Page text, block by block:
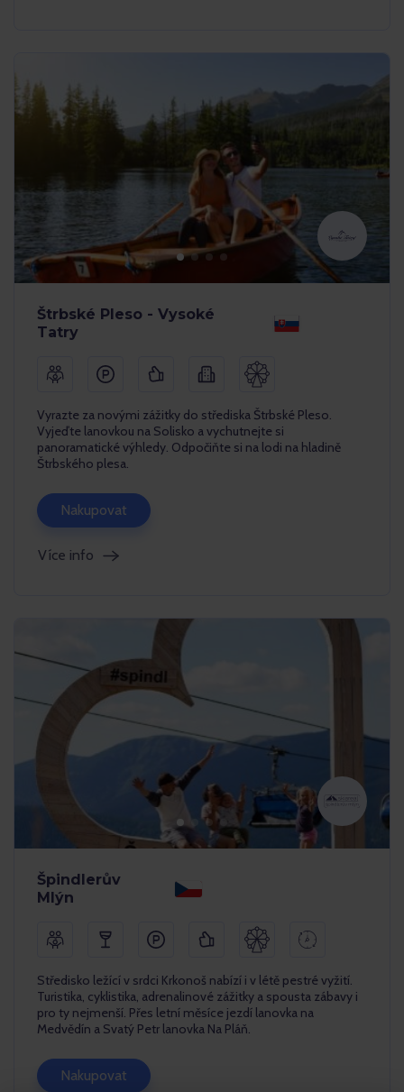
Štrbské Pleso - Vysoké
Tatry
Vyrazte za novými zážitky do střediska Štrbské Pleso.
Vyjeďte lanovkou na Solisko a vychutnejte si
panoramatické výhledy. Odpočiňte si na lodi na hladině
Štrbského plesa.
Nakupovat
Více info
Špindlerův
Mlýn
Středisko ležící v srdci Krkonoš nabízí i v létě pestré vyžití.
Turistika, cyklistika, adrenalinové zážitky a spousta zábavy i
pro ty nejmenší. Přes letní měsíce jezdí lanovka na
Medvědín a Svatý Petr lanovka Na Pláň.
Nakupovat